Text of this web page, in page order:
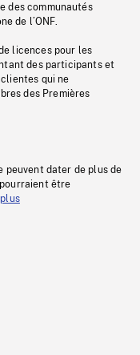
des communautés
de l’ONF.
licences pour les
des participants et
qui ne
des Premières
peuvent dater de plus de
être